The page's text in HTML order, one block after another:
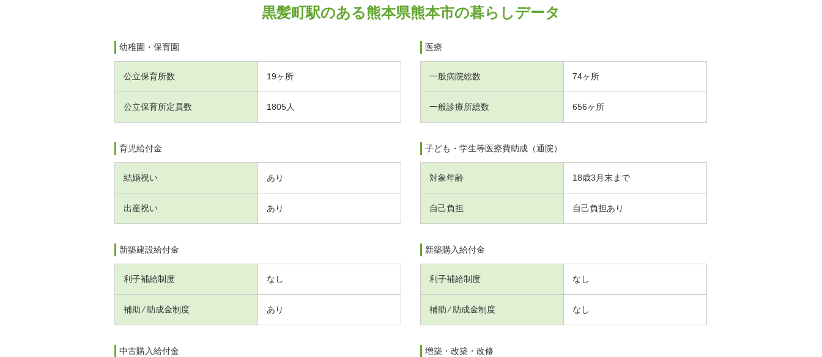
黒髪町駅のある熊本県熊本市の暮らしデータ
幼稚園・保育園
公立保育所数 19ヶ所
公立保育所定員数 1805人
医療
一般病院総数 74ヶ所
一般診療所総数 656ヶ所
育児給付金
結婚祝い あり
出産祝い あり
子ども・学生等医療費助成（通院）
対象年齢 18歳3月末まで
自己負担 自己負担あり
新築建設給付金
利子補給制度 なし
補助 ⁄ 助成金制度 あり
新築購入給付金
利子補給制度 なし
補助 ⁄ 助成金制度 なし
中古購入給付金 増築・改築・改修